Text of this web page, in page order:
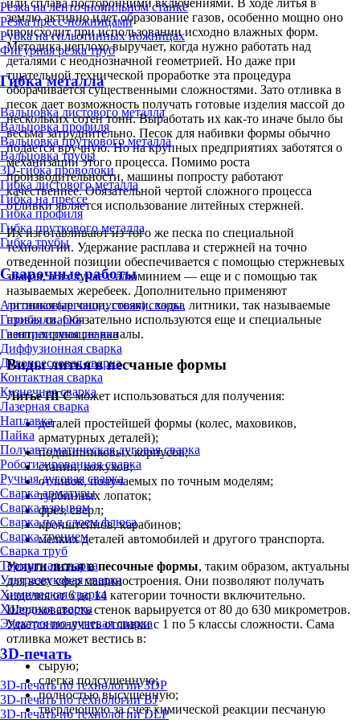
Резка на ленточнопильном станке
Резка пресс-ножницами
Рубка на гильотинных ножницах
Фигурная резка труб
Гибка металла
Вальцовка листового металла
Вальцовка профиля
Вальцовка пруткового металла
Вальцовка трубы
3D-гибка проволоки
Гибка листового металла
Гибка на прессе
Гибка профиля
Гибка пруткового металла
Гибка трубы
Сварочные работы
Аргонная (аргонодуговая) сварка
Газовая сварка
Газопрессовая сварка
Диффузионная сварка
Дугопрессовая сварка
Контактная сварка
Кузнечная сварка
Лазерная сварка
Наплавка
Пайка
Полуавтоматическая дуговая сварка
Роботизированная сварка
Ручная дуговая сварка
Сварка арматуры
Сварка взрывом
Сварка под слоем флюса
Сварка трением
Сварка труб
Термитная сварка
Ультразвуковая сварка
Химическая сварка
Холодная сварка
Электронно-лучевая сварка
3D-печать
3D-печать по технологии 3DP
3D-печать по технологии BJ
3D-печать по технологии DLP
землю активно идет образование газов, особенно мощно оно
происходит при использовании исходно влажных форм.
Методика неплохо выручает, когда нужно работать над
деталями с неоднозначной геометрией. Но даже при
тщательной технической проработке эта процедура
оборачивается существенными сложностями. Зато отливка в
песок дает возможность получать готовые изделия массой до
нескольких сотен тонн. Выработать их как-то иначе было бы
весьма затруднительно. Песок для набивки формы обычно
подается вручную. Но на крупных предприятиях заботятся о
механизации этого процесса. Помимо роста
производительности, машины попросту работают
качественнее. Обязательной чертой сложного процесса
отливки является использование литейных стержней.
Их изготавливают из того же песка по специальной
технологии. Удержание расплава и стержней на точно
отведенной позиции обеспечивается с помощью стержневых
знаков, а в случае с алюминием — еще и с помощью так
называемых жеребеек. Дополнительно применяют
литниковые чаши, стояки, ходы, литники, так называемые
прибыли. Обязательно используются еще и специальные
вентилирующие каналы.
Виды литья в песчаные формы
Литье ПГСможет использоваться для получения:
деталей простейшей формы (колес, маховиков,
арматурных деталей);
подшипниковых корпусов;
станин, кожухов;
отливок, получаемых по точным моделям;
турбинных лопаток;
фрез, сверл;
кронштейнов, карабинов;
мелких деталей автомобилей и другого транспорта.
Услуги литья в песочные формы, таким образом, актуальны
для всех сфер машиностроения. Они позволяют получать
изделия от 6 до 14 категории точности включительно.
Шероховатость стенок варьируется от 80 до 630 микрометров.
Удается получать отливки с 1 по 5 классы сложности. Сама
отливка может вестись в:
сырую;
слегка подсушенную;
полностью высушенную;
твердеющую за счет химической реакции песчаную